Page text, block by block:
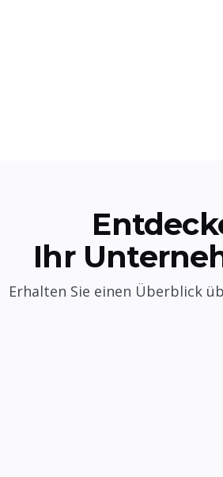
Ihr
Erhalten Sie einen Überblick